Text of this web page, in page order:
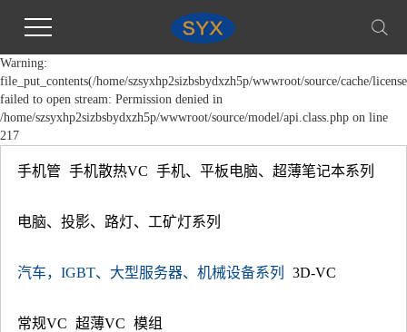
Warning:
file_put_contents(/home/szsyxhp2sizbsbydxzh5p/wwwroot/source/cache/
failed to open stream: Permission denied in
/home/szsyxhp2sizbsbydxzh5p/wwwroot/source/model/api.class.php on line
217
手机管 手机散热VC 手机、平板电脑、超薄笔记本系列
电脑、投影、路灯、工矿灯系列
汽车，IGBT、大型服务器、机械设备系列 3D-VC
常规VC 超薄VC 模组